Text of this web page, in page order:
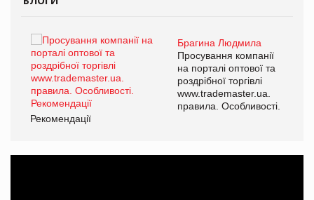
Брагина Людмила
Просування компанії
на порталі оптової та
роздрібної торгівлі
www.trademaster.ua.
правила. Особливості.
Рекомендації